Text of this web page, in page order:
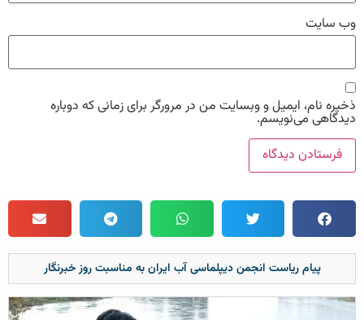
وب‌ سایت
ذخیره نام، ایمیل و وبسایت من در مرورگر برای زمانی که دوباره
دیدگاهی می‌نویسم.
پیام ریاست انجمن دیپلماسی آب ایران به مناسبت روز خبرنگار